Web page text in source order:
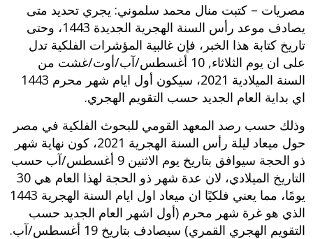
مصريات – كتبت منال محمد سلموني: يجري تحديد متى
يصادف موعد رأس السنة الهجرية الجديدة 1443، وحتى
تاريخ كتابة هذا الخبر، فإن غالبية المؤشرات الفلكية تدل
على ان يوم الثلاثاء, 10 أغسطس/آب/أوت/غشت من
السنة الميلادية 2021، سيكون أول ايام شهر محرم 1443
اي بداية العام الجديد حسب التقويم الهجري.
وذلك حسب رصد المعهد القومي للبحوث الفلكية في مصر
حول ميعاد ليلة رأس السنة الهجرية 2021، كون نهاية شهر
ذو الحجة سيوافق بتاريخ يوم الاثنين 9 أغسطس/آب حسب
التاريخ الميلادي، لان عدة شهر ذو الحجة لهذا العام هي 30
يومًا، مما يعني فلكيًا ان ميعاد اول ايام السنة الهجرية 1443
الذي هو غرة شهر محرم (أول اشهر العام الجديد حسب
التقويم الهجري القمري) سيصادف بتاريخ 19 أغسطس/آب.